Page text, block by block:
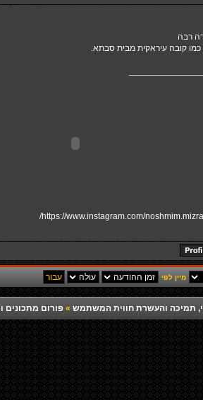
רבה
כמו קובה עיראקית מבית סבתא.
https://www.instagram.com/
מיין לפי
תמיכה והעשרת חווית המשתמש » פורום מתכונים